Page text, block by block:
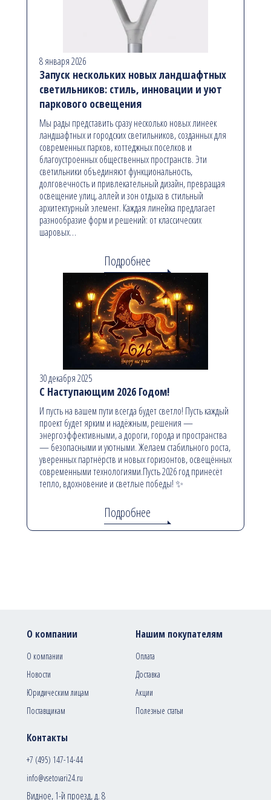
8 января 2026
Запуск нескольких новых ландшафтных
светильников: стиль, инновации и уют
паркового освещения
Мы рады представить сразу несколько новых линеек
ландшафтных и городских светильников, созданных для
современных парков, коттеджных поселков и
благоустроенных общественных пространств. Эти
светильники объединяют функциональность,
долговечность и привлекательный дизайн, превращая
освещение улиц, аллей и зон отдыха в стильный
архитектурный элемент. Каждая линейка предлагает
разнообразие форм и решений: от классических
шаровых…
Подробнее
30 декабря 2025
С Наступающим 2026 Годом!
И пусть на вашем пути всегда будет светло! Пусть каждый
проект будет ярким и надёжным, решения —
энергоэффективными, а дороги, города и пространства
— безопасными и уютными. Желаем стабильного роста,
уверенных партнёрств и новых горизонтов, освещённых
современными технологиями.Пусть 2026 год принесёт
тепло, вдохновение и светлые победы! ✨
Подробнее
Контакты
+7 (495) 147-14-44
info@vsetovari24.ru
Видное, 1-й проезд, д. 8
О компании
О компании
Новости
Юридическим лицам
Поставщикам
Нашим покупателям
Оплата
Доставка
Акции
Полезные статьи